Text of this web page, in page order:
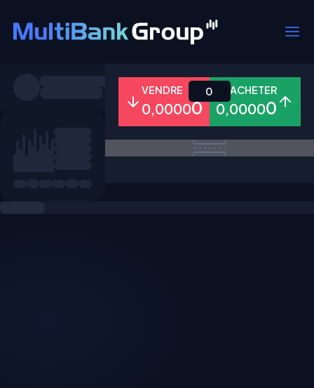
Tous Forex Métaux Actions
VENDRE
0,00000
ACHETER
0,00000
0